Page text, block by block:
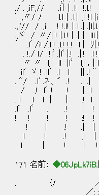
./ . ,iF,// .i］ | .l! !.l.! l
゛ ,〃/ / l.l│.l.| .,! !l |i
.,i'// / .,i ! !.l!│l .| .|l|.l.
.,iゞ / .〃/| ! |.l.! |
゛ .lﾞ /i!./.l ! .l.! !.! l
. !./ ｌ/ !lﾞ .|lﾞ |.!
〃 〃 l,! ll |lﾞ
il′ゞ ! .llﾞ .l l
. "/ .lﾞ .ﾈ.、"
/ .,! lﾞ .! ! |
. ｌ ｌ l │
.lﾞ .lﾞ .! .!
! ! ! ! :! !
! | .! .| │
ｌ ! .!
ｌ │ ! |
171 名前： ◆06JpLk7iB.
. {/ ／ : : :／ : : :
／: : : : / : : : : {: